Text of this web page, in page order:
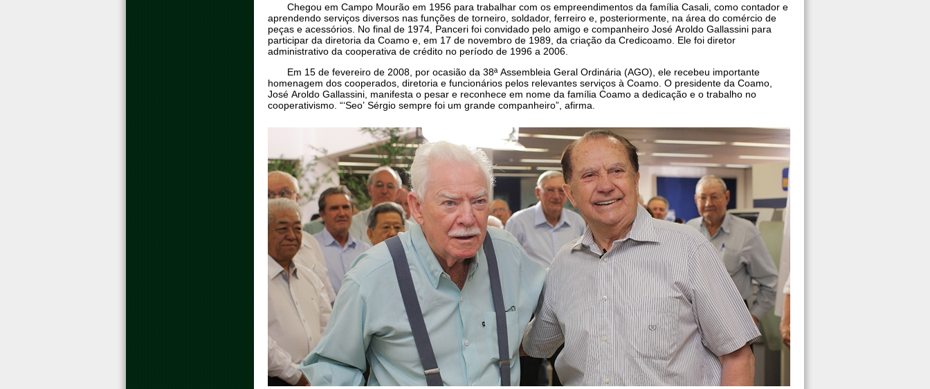
Chegou em Campo Mourão em 1956 para trabalhar com os empreendimentos da família Casali, como contador e
aprendendo serviços diversos nas funções de torneiro, soldador, ferreiro e, posteriormente, na área do comércio de
peças e acessórios. No final de 1974, Panceri foi convidado pelo amigo e companheiro José Aroldo Gallassini para
participar da diretoria da Coamo e, em 17 de novembro de 1989, da criação da Credicoamo. Ele foi diretor
administrativo da cooperativa de crédito no período de 1996 a 2006.
Em 15 de fevereiro de 2008, por ocasião da 38ª Assembleia Geral Ordinária (AGO), ele recebeu importante
homenagem dos cooperados, diretoria e funcionários pelos relevantes serviços à Coamo. O presidente da Coamo,
José Aroldo Gallassini, manifesta o pesar e reconhece em nome da família Coamo a dedicação e o trabalho no
cooperativismo. “‘Seo’ Sérgio sempre foi um grande companheiro”, afirma.